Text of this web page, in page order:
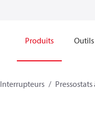
Produits Outils
Interrupteurs